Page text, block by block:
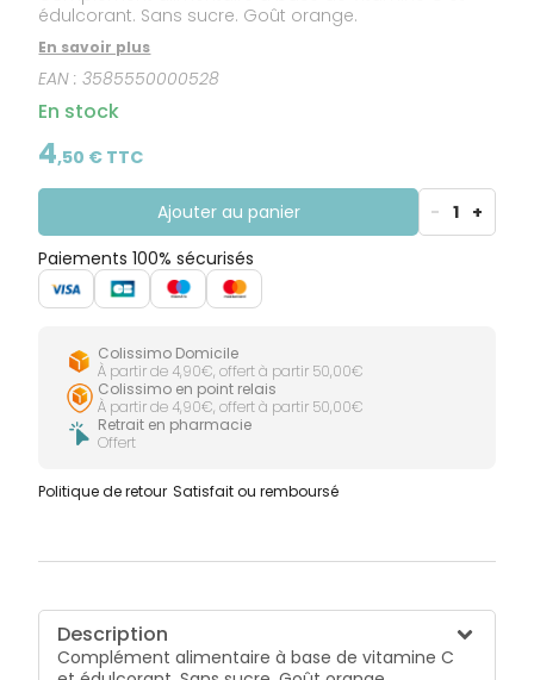
édulcorant. Sans sucre. Goût orange.
En savoir plus
EAN :3585550000528
En stock
4,50 € TTC
Ajouter au panier - 1 +
Paiements 100% sécurisés
Colissimo Domicile
À partir de 4,90€, offert à partir 50,00€
Colissimo en point relais
À partir de 4,90€, offert à partir 50,00€
Retrait en pharmacie
Offert
Politique de retour Satisfait ou remboursé
Description
Complément alimentaire à base de vitamine C